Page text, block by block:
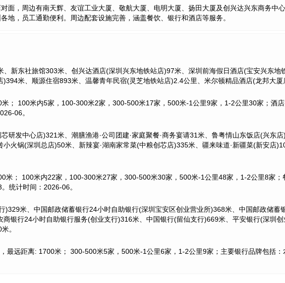
面，周边有南天辉、友谊工业大厦、敬航大厦、电明大厦、扬田大厦及创兴达兴东商务中
地，员工通勤便利。周边配套设施完善，涵盖餐饮、银行和酒店等服务。
新东社旅馆303米、创兴达酒店(深圳兴东地铁站店)97米、深圳前海假日酒店(宝安兴东地
米、顺源住宿893米、温馨青年民宿(灵芝地铁站店)2.4公里、米尔顿精品酒店(龙邦大厦
； 100米内5家，100-300米2家，300-500米17家，500米-1公里9家，1-2公里30家；酒
06。
研发中心店)321米、潮膳渔港·公司团建·家庭聚餐·商务宴请31米、鲁粤情山东饭店(兴东
火锅(深圳总店)50米、新辣宴·湖南家常菜(中粮创芯店)335米、疆来味道·新疆菜(新安店
米； 100米内22家，100-300米27家，300-500米30家，500米-1公里48家，1-2公里8家；
统计时间：2026-06。
米、中国邮政储蓄银行24小时自助银行(深圳宝安区创业营业所)368米、中国邮政储蓄
银行24小时自助银行服务(创业支行)316米、中国银行(留仙支行)669米、平安银行(深圳
。
最远距离: 1700米； 300-500米5家，500米-1公里6家，1-2公里9家；主要银行品牌包括